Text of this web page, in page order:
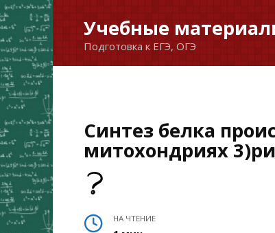
Перейти
к
содержанию
Учебные
Подготовка к ЕГЭ, ОГЭ
Синтез белка
митохондриях
НА ЧТЕНИЕ